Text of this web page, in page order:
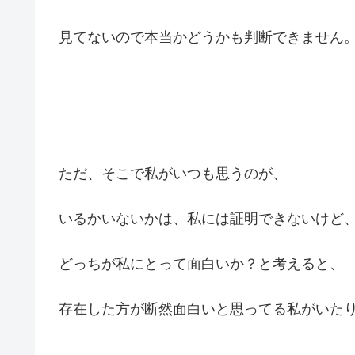
見てないので本当かどうかも判断できません。
ただ、そこで私がいつも思うのが、
いるかいないかは、私には証明できないけど、
どっちが私にとって面白いか？と考えると、
存在した方が断然面白いと思ってる私がいた